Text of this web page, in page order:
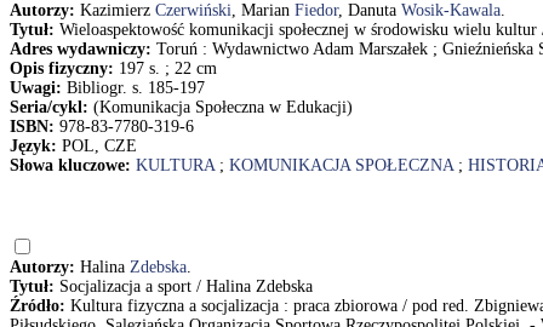
Autorzy: Kazimierz Czerwiński, Marian Fiedor, Danuta Wosik-Kawala.
Tytuł: Wieloaspektowość komunikacji społecznej w środowisku wielu
Adres wydawniczy: Toruń : Wydawnictwo Adam Marszałek ; Gnieźnieńska
Opis fizyczny: 197 s. ; 22 cm
Uwagi: Bibliogr. s. 185-197
Seria/cykl: (Komunikacja Społeczna w Edukacji)
ISBN: 978-83-7780-319-6
Język: POL, CZE
Słowa kluczowe: KULTURA; KOMUNIKACJA SPOŁECZNA;
Autorzy: Halina Zdebska.
Tytuł: Socjalizacja a sport / Halina Zdebska
Źródło: Kultura fizyczna a socjalizacja : praca zbiorowa / pod red.